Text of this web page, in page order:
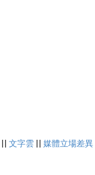
|| 文字雲 || 媒體立場差異